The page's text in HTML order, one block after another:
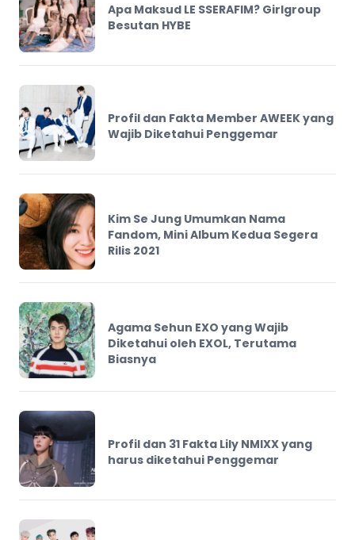
Apa Maksud LE SSERAFIM? Girlgroup
Besutan HYBE
Profil dan Fakta Member AWEEK yang
Wajib Diketahui Penggemar
Kim Se Jung Umumkan Nama
Fandom, Mini Album Kedua Segera
Rilis 2021
Agama Sehun EXO yang Wajib
Diketahui oleh EXOL, Terutama
Biasnya
Profil dan 31 Fakta Lily NMIXX yang
harus diketahui Penggemar